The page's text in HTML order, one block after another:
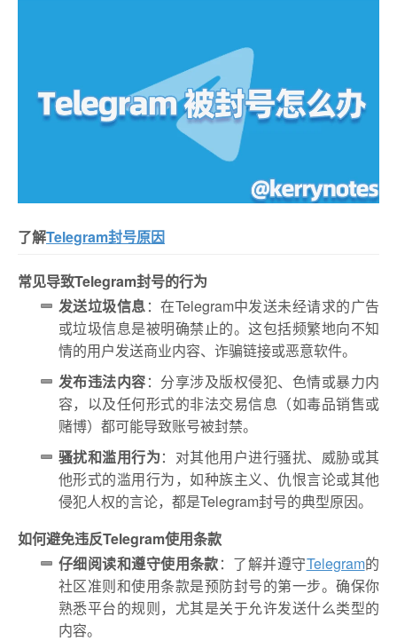
了解Telegram封号原因
常见导致Telegram封号的行为
发送垃圾信息：在Telegram中发送未经请求的广告
或垃圾信息是被明确禁止的。这包括频繁地向不知
情的用户发送商业内容、诈骗链接或恶意软件。
发布违法内容：分享涉及版权侵犯、色情或暴力内
容，以及任何形式的非法交易信息（如毒品销售或
赌博）都可能导致账号被封禁。
骚扰和滥用行为：对其他用户进行骚扰、威胁或其
他形式的滥用行为，如种族主义、仇恨言论或其他
侵犯人权的言论，都是Telegram封号的典型原因。
如何避免违反Telegram使用条款
仔细阅读和遵守使用条款：了解并遵守Telegram的
社区准则和使用条款是预防封号的第一步。确保你
熟悉平台的规则，尤其是关于允许发送什么类型的
内容。